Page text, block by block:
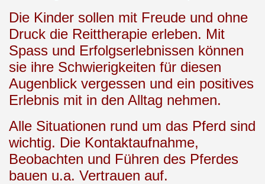
Die Kinder sollen mit Freude und ohne
Druck die Reittherapie erleben. Mit
Spass und Erfolgserlebnissen können
sie ihre Schwierigkeiten für diesen
Augenblick vergessen und ein positives
Erlebnis mit in den Alltag nehmen.
Alle Situationen rund um das Pferd sind
wichtig. Die Kontaktaufnahme,
Beobachten und Führen des Pferdes
bauen u.a. Vertrauen auf.